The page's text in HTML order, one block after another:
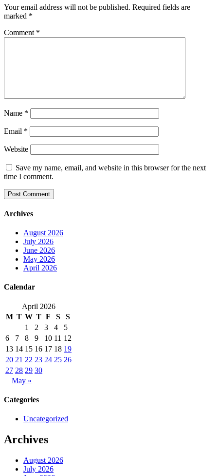
Your email address will not be published. Required fields are
marked *
Comment *
Name *
Email *
Website
Save my name, email, and website in this browser for the next
time I comment.
Archives
August 2026
July 2026
June 2026
May 2026
April 2026
Calendar
April 2026
M T W T F S
S
1
2 3 4
5
6
7 8 9 10 11 12
13 14 15 16 17 18 19
20 21 22 23 24 25 26
27 28 29 30
May »
Categories
Uncategorized
Archives
August 2026
July 2026